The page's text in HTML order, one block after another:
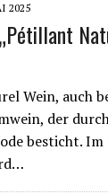
2025
Wein, auch
der
besticht. Im